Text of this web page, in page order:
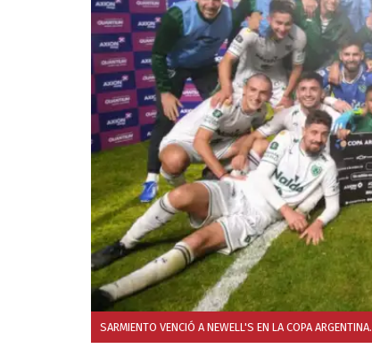
SARMIENTO VENCIÓ A NEWELL'S EN LA COPA ARGENTINA.